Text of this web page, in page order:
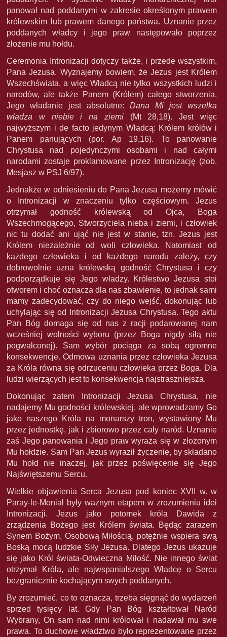
panował nad poddanymi w zakresie określonym prawem
królewskim lub prawem danego państwa. Uznanie przez
poddanych władcy i jego praw następowało poprzez
złożenie mu hołdu.
Ceremonia Intronizacji dotyczy także, i przede wszystkim,
Pana Jezusa. Wyznajemy bowiem, że Jezus jest Królem
Wszechświata, a więc Władcą nie tylko wszystkich ludzi i
narodów, ale także Panem (Królem) całego stworzenia.
Jego władanie jest absolutne: Dana Mi jest wszelka
władza w niebie i na ziemi(Mt 28,18). Jest więc
najwyższym i de facto jedynym Władcą: Królem królów i
Panem panujących (por. Ap 19,16). To panowanie
Chrystusa nad pojedynczymi osobami i nad całymi
narodami zostaje proklamowane przez Intronizację (zob.
Mesjasz w PSJ 6/97).
Jednakże w odniesieniu do Pana Jezusa możemy mówić
o Intronizacji w znaczeniu tylko częściowym. Jezus
otrzymał godność królewską od Ojca, Boga
Wszechmogącego, Stworzyciela nieba i ziemi, i człowiek
nic tu dodać ani ująć nie jest w stanie, tzn. Jezus jest
Królem niezależnie od woli człowieka. Natomiast od
każdego człowieka i od każdego narodu zależy, czy
dobrowolnie uzna królewską godność Chrystusa i czy
podporządkuje się Jego władzy. Królestwo Jezusa stoi
otworem i choć oznacza dla nas zbawienie, to jednak sami
mamy zadecydować, czy do niego wejść, dokonując lub
uchylając się od Intronizacji Jezusa Chrystusa. Tego aktu
Pan Bóg domaga się od nas z racji podarowanej nam
wcześniej wolności wyboru (przez Boga nigdy siłą nie
pogwałconej). Sam wybór pociąga za sobą ogromne
konsekwencje. Odmowa uznania przez człowieka Jezusa
za Króla równa się odrzuceniu człowieka przez Boga. Dla
ludzi wierzących jest to konsekwencja najstraszniejsza.
Dokonując zatem Intronizacji Jezusa Chrystusa, nie
nadajemy Mu godności królewskiej, ale wprowadzamy Go
jako naszego Króla na monarszy tron, wystawiony Mu
przez jednostkę, jak i zbiorowo przez cały naród. Uznanie
zaś Jego panowania i Jego praw wyraża się w złożonym
Mu hołdzie. Sam Pan Jezus wyraził życzenie, by składano
Mu hołd nie inaczej, jak przez poświęcenie się Jego
Najświętszemu Sercu.
Wielkie objawienia Serca Jezusa pod koniec XVII w. w
Paray-le-Monial były ważnym etapem w zrozumieniu idei
Intronizacji. Jezus jako potomek króla Dawida z
zrządzenia Bożego jest Królem świata. Będąc zarazem
Synem Bożym, Osobową Miłością, potężnie wspiera swą
Boską mocą ludzkie Siły Jezusa. Dlatego Jezus ukazuje
się jako Król świata-Odwieczna Miłość. Nie innego świat
otrzymał Króla, ale najwspanialszego Władcę o Sercu
bezgranicznie kochającym swych poddanych.
By zrozumieć, co to oznacza, trzeba sięgnąć do wydarzeń
sprzed tysięcy lat. Gdy Pan Bóg kształtował Naród
Wybrany, On sam nad nimi królował i nadawał mu swe
prawa. To duchowe władztwo było reprezentowane przez